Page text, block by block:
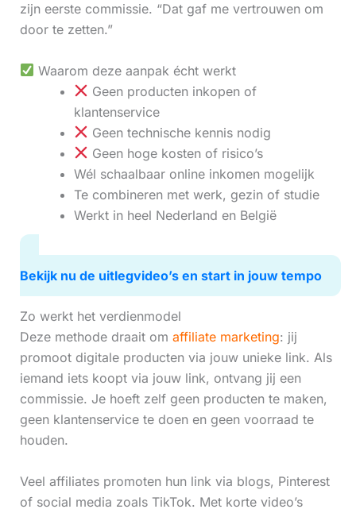
zijn eerste commissie. “Dat gaf me vertrouwen om
door te zetten.”
Waarom deze aanpak écht werkt
Geen producten inkopen of
klantenservice
Geen technische kennis nodig
Geen hoge kosten of risico’s
Wél schaalbaar online inkomen mogelijk
Te combineren met werk, gezin of studie
Werkt in heel Nederland en België
Bekijk nu de uitlegvideo’s en start in jouw tempo
Zo werkt het verdienmodel
Deze methode draait om affiliate marketing: jij
promoot digitale producten via jouw unieke link. Als
iemand iets koopt via jouw link, ontvang jij een
commissie. Je hoeft zelf geen producten te maken,
geen klantenservice te doen en geen voorraad te
houden.
Veel affiliates promoten hun link via blogs, Pinterest
of social media zoals TikTok. Met korte video’s